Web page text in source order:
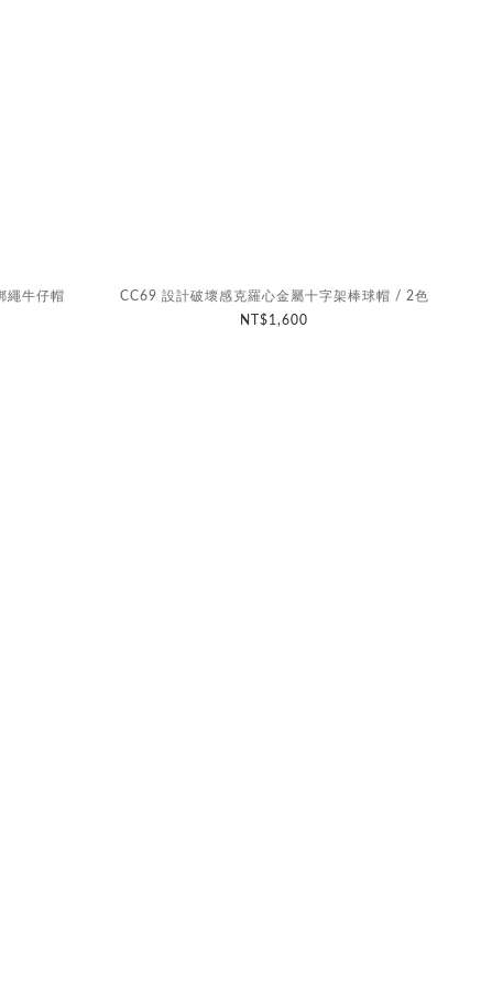
繩牛仔帽
CC69 設計破壞感克羅心金屬十字架棒球帽 / 2色
NT$1,600